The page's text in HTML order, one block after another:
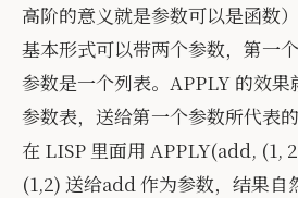
高阶的意义就是参数可以是函数
基本形式可以带两个参数，第一
参数是一个列表。APPLY 的效果
参数表，送给第一个参数所代表
在 LISP 里面用 APPLY(add, (1,
(1,2) 送给add 作为参数，结果自